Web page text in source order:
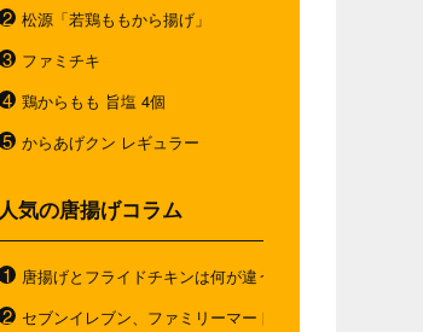
松源「若鶏ももから揚げ」
ファミチキ
鶏からもも 旨塩 4個
からあげクン レギュラー
人気の唐揚げコラム
唐揚げとフライドチキンは何が違う？唐揚げと"唐揚げ
セブンイレブン、ファミリーマート、ローソン。コン